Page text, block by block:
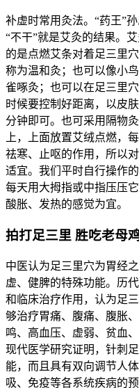
补虚时常用灸法。“药王”
“不干”就是艾灸的结果。
的是点燃艾条对着足三里
称为温和灸；也可以像小
雀啄灸；也可以在足三里
时候要控制好距离，以皮
分钟即可。也可采用隔物
上，上面放置艾绒点燃，
祛寒、止呕的作用，所以
适宜。我们平时自行操作
每天用大拇指或中指压压
酸胀、发热的感觉为宜。
拍打足三里 胜吃老母
中医认为足三里穴为胃经
虚、健脾的特殊功能。历
和临床治疗作用，认为足
够治疗胃痛、腹痛、腹胀
鸣、高血压、虚弱、贫血
现代医学研究证明，针刺
能，而且具有双向调节人
吸、免疫等各系统疾病的